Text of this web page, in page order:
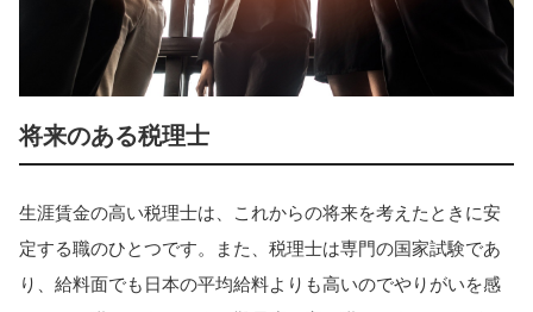
将来のある税理士
生涯賃金の高い税理士は、これからの将来を考えたときに安
定する職のひとつです。また、税理士は専門の国家試験であ
り、給料面でも日本の平均給料よりも高いのでやりがいを感